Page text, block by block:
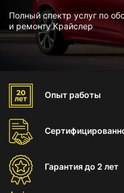
Полный спектр услуг по
и ремонту Крайслер
Опыт работы
Гарантиядо 2 лет